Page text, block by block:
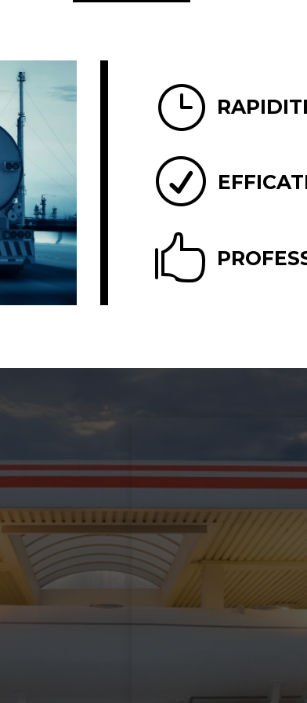
}
R
